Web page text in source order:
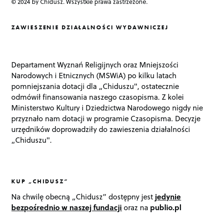
ZAWIESZENIE DZIAŁALNOŚCI WYDAWNICZEJ
Departament Wyznań Religijnych oraz Mniejszości
Narodowych i Etnicznych (MSWiA) po kilku latach
pomniejszania dotacji dla „Chiduszu", ostatecznie
odmówił finansowania naszego czasopisma. Z kolei
Ministerstwo Kultury i Dziedzictwa Narodowego nigdy nie
przyznało nam dotacji w programie Czasopisma. Decyzje
urzędników doprowadziły do zawieszenia działalności
„Chiduszu".
KUP „CHIDUSZ”
Na chwilę obecną „Chidusz” dostępny jest jedynie
bezpośrednio w naszej fundacjioraz na publio.pl